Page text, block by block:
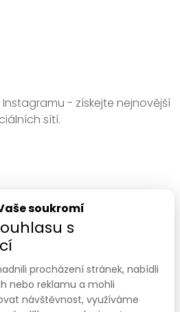
- získejte nejnovější
sítí.
soukromí
s
procházení stránek, nabídli
nebo reklamu a mohli
návštěvnost, využíváme